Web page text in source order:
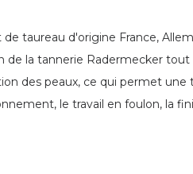
taureau d'origine France,
de la tannerie Radermecker
des peaux, ce qui permet
le travail en foulon, la